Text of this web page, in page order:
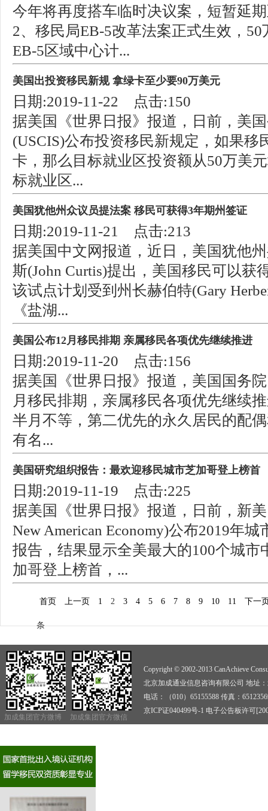
今年将再度搭车临时决议案，短暂延
2、移民局EB-5改革法案正式生效，
EB-5区域中心计...
美国出投资移民新规 拿绿卡至少要90万美元
日期:2019-11-22 点击:150
据美国《世界日报》报道，日前，美
(USCIS)公布投资移民新规定，如果移
卡，那么目标就业区投资额从50万美
标就业区...
美国犹他州众议员提法案 移民可获得3年期州签证
日期:2019-11-21 点击:213
据美国中文网报道，近日，美国犹他
斯(John Curtis)提出，美国移民可以获
该试点计划受到州长赫伯特(Gary
《盐湖...
美国公布12月移民排期 亲属移民各项优先继续推进
日期:2019-11-20 点击:156
据美国《世界日报》报道，美国国务
月移民排期，亲属移民各项优先继续
半月不等，第二优先的永久居民的配
有名...
美国研究组织报告：最欢迎移民城市芝加哥登上榜首
日期:2019-11-19 点击:225
据美国《世界日报》报道，日前，新
New American Economy)公布2019年
报告，结果显示全美最大的100个城市
加哥登上榜首，...
首页 上一页 1 2 3 4 5 6 7 8 9 10 11 下一
条
加成集团官方微博 加成集团官方微信
Copyright © 2002-2013 CanAchieve
北京加成通业信息咨询有限公司 地址
电话：（010）65155588 传真：
京ICP证040499号-1 电子公告板许可